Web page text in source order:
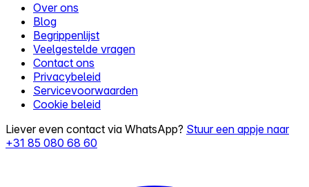
Over ons
Blog
Begrippenlijst
Veelgestelde vragen
Contact ons
Privacybeleid
Servicevoorwaarden
Cookie beleid
Liever even contact via WhatsApp? Stuur een appje naar
+31 85 080 68 60